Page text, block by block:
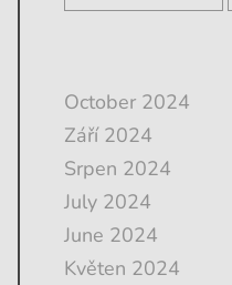
October 2024
Září 2024
Srpen 2024
July 2024
June 2024
Květen 2024